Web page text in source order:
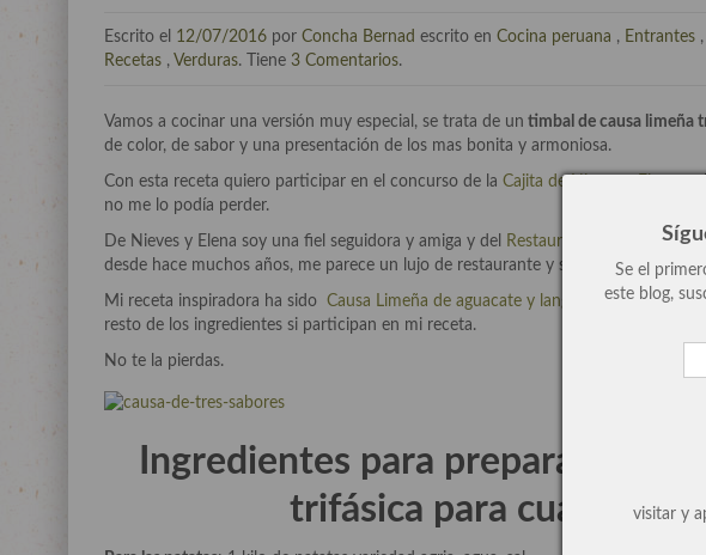
Escrito el 12/07/2016 por Concha Bernad escrito en Cocina peruana , Entrantes ,
Recetas , Verduras. Tiene 3 Comentarios.
Vamos a cocinar una versión muy especial, se trata de un timbal de causa limeña
de color, de sabor y una presentación de los mas bonita y armoniosa.
Con esta receta quiero participar en el concurso de la Cajita de Nieves y Elena
no me lo podía perder.
De Nieves y Elena soy una fiel seguidora y amiga y del Restaurante el Bohío
, de
desde hace muchos años, me parece un lujo de restaurante y son unas personas
Mi receta inspiradora ha sido Causa Limeña de aguacate y langostinosaunque
resto de los ingredientes si participan en mi receta.
No te la pierdas.
Ingredientes para preparar
trifásica para cuatro
Se el
este blog,
visitar y